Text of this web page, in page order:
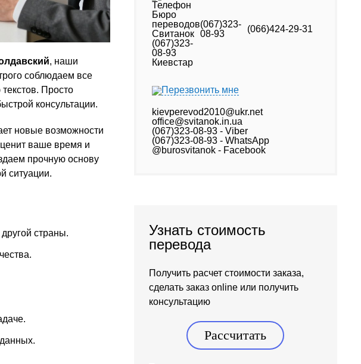
, наши
соблюдаем все
Просто
консультации.
новые возможности
ваше время и
прочную основу
ситуации.
страны.
(067)323-
08-93
(066)424-29-31
Перезвонить мне
kievperevod2010@ukr.net
office@svitanok.in.ua
(067)323-08-93 - Viber
(067)323-08-93 - WhatsApp
@burosvitanok - Facebook
Узнать стоимость
перевода
Получить расчет стоимости заказа,
сделать заказ online или получить
консультацию
Рассчитать